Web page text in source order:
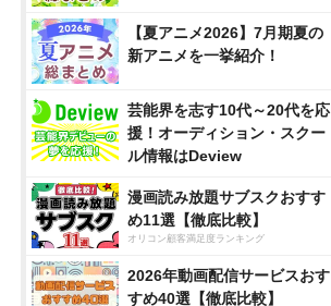
【夏アニメ2026】7月期夏の
新アニメを一挙紹介！
芸能界を志す10代～20代を応
援！オーディション・スクー
ル情報はDeview
漫画読み放題サブスクおすす
め11選【徹底比較】
オリコン顧客満足度ランキング
2026年動画配信サービスおす
すめ40選【徹底比較】